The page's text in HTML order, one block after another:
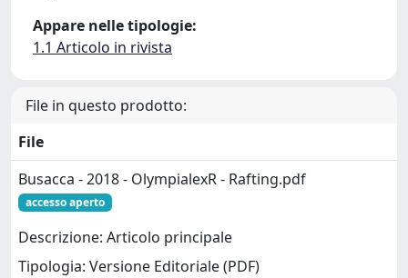
Appare nelle tipologie:
1.1 Articolo in rivista
File in questo prodotto:
File
Busacca - 2018 - OlympialexR - Rafting.pdf
accesso aperto
Descrizione: Articolo principale
Tipologia: Versione Editoriale (PDF)